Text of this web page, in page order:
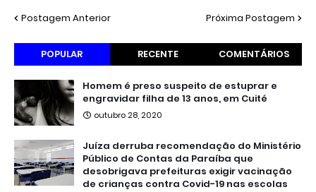
Postagem Anterior Próxima Postagem
POPULAR RECENTE COMENTÁRIOS
Homem é preso suspeito de estuprar e
engravidar filha de 13 anos, em Cuité
outubro 28, 2020
Juíza derruba recomendação do Ministério
Público de Contas da Paraíba que
desobrigava prefeituras exigir vacinação
de crianças contra Covid-19 nas escolas